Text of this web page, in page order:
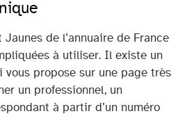
Jaunes de l’annuaire de France
à utiliser. Il existe un
vous propose sur une page très
un professionnel, un
à partir d’un numéro